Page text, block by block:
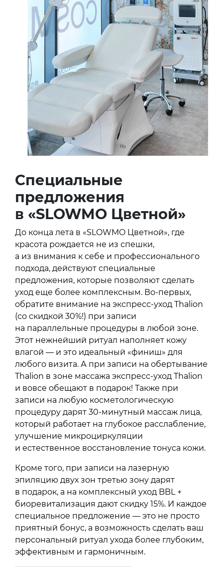
Специальные
предложения
в «SLOWMO Цветной»
До конца лета в «SLOWMO Цветной», где
красота рождается не из спешки,
а из внимания к себе и профессионального
подхода, действуют специальные
предложения, которые позволяют сделать
уход еще более комплексным. Во-первых,
обратите внимание на экспресс-уход Thalion
(со скидкой 30%!) при записи
на параллельные процедуры в любой зоне.
Этот нежнейший ритуал наполняет кожу
влагой — и это идеальный «финиш» для
любого визита. А при записи на обертывание
Thalion в зоне массажа экспресс-уход Thalion
и вовсе обещают в подарок! Также при
записи на любую косметологическую
процедуру дарят 30-минутный массаж лица,
который работает на глубокое расслабление,
улучшение микроциркуляции
и естественное восстановление тонуса кожи.
Кроме того, при записи на лазерную
эпиляцию двух зон третью зону дарят
в подарок, а на комплексный уход BBL +
биоревитализация дают скидку 15%. И каждое
специальное предложение — это не просто
приятный бонус, а возможность сделать ваш
персональный ритуал ухода более глубоким,
эффективным и гармоничным.